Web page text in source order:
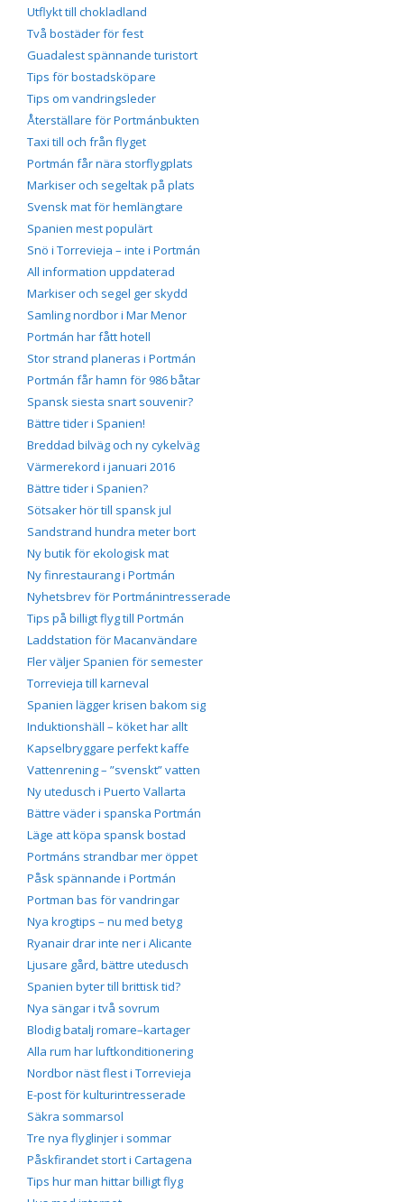
Utflykt till chokladland
Två bostäder för fest
Guadalest spännande turistort
Tips för bostadsköpare
Tips om vandringsleder
Återställare för Portmánbukten
Taxi till och från flyget
Portmán får nära storflygplats
Markiser och segeltak på plats
Svensk mat för hemlängtare
Spanien mest populärt
Snö i Torrevieja – inte i Portmán
All information uppdaterad
Markiser och segel ger skydd
Samling nordbor i Mar Menor
Portmán har fått hotell
Stor strand planeras i Portmán
Portmán får hamn för 986 båtar
Spansk siesta snart souvenir?
Bättre tider i Spanien!
Breddad bilväg och ny cykelväg
Värmerekord i januari 2016
Bättre tider i Spanien?
Sötsaker hör till spansk jul
Sandstrand hundra meter bort
Ny butik för ekologisk mat
Ny finrestaurang i Portmán
Nyhetsbrev för Portmánintresserade
Tips på billigt flyg till Portmán
Laddstation för Macanvändare
Fler väljer Spanien för semester
Torrevieja till karneval
Spanien lägger krisen bakom sig
Induktionshäll – köket har allt
Kapselbryggare perfekt kaffe
Vattenrening – ”svenskt” vatten
Ny utedusch i Puerto Vallarta
Bättre väder i spanska Portmán
Läge att köpa spansk bostad
Portmáns strandbar mer öppet
Påsk spännande i Portmán
Portman bas för vandringar
Nya krogtips – nu med betyg
Ryanair drar inte ner i Alicante
Ljusare gård, bättre utedusch
Spanien byter till brittisk tid?
Nya sängar i två sovrum
Blodig batalj romare–kartager
Alla rum har luftkonditionering
Nordbor näst flest i Torrevieja
E-post för kulturintresserade
Säkra sommarsol
Tre nya flyglinjer i sommar
Påskfirandet stort i Cartagena
Tips hur man hittar billigt flyg